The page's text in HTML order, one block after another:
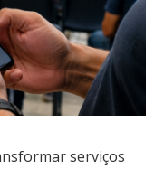
serviços